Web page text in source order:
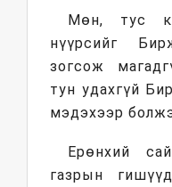
Мөн, тус
нүүрсийг
зогсож
тун удахгүй
мэдэхээр
Ерөнхий
газрын